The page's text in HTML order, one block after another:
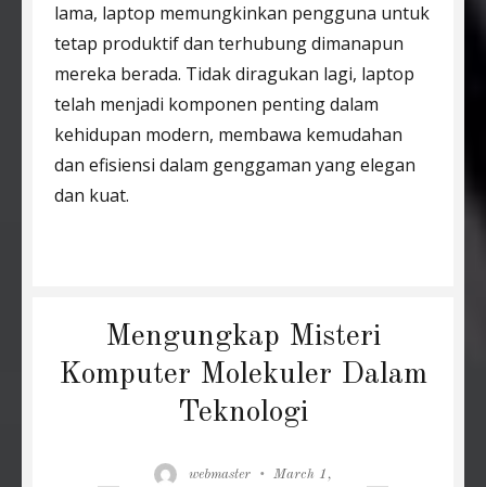
lama, laptop memungkinkan pengguna untuk
tetap produktif dan terhubung dimanapun
mereka berada. Tidak diragukan lagi, laptop
telah menjadi komponen penting dalam
kehidupan modern, membawa kemudahan
dan efisiensi dalam genggaman yang elegan
dan kuat.
Mengungkap Misteri
Komputer Molekuler Dalam
Teknologi
Author
webmaster Posted
March 1,